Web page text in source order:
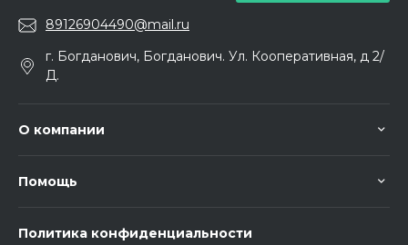
89126904490@mail.ru
г. Богданович, Богданович. Ул. Кооперативная, д 2/
Д.
О компании
Помощь
Политика конфиденциальности